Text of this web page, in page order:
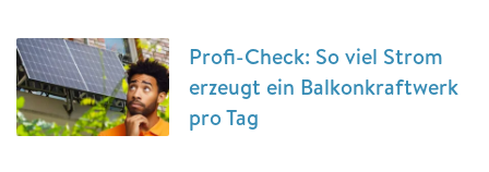
Profi-Check: So viel Strom
erzeugt ein Balkonkraftwerk
pro Tag